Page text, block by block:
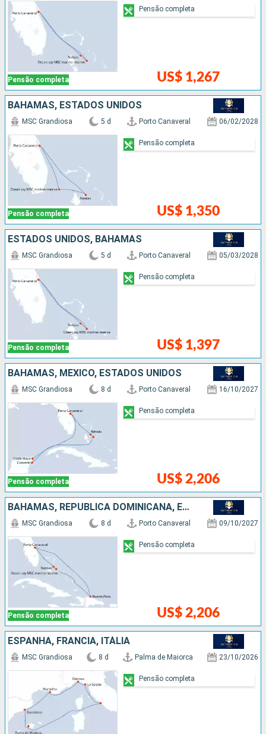
Pensão completa US$ 1,267
Pensão completa
BAHAMAS, ESTADOS UNIDOS
Pensão completa
MSC Grandiosa 5 d Porto Canaveral 06/02/2028
US$ 1,350
Pensão completa
ESTADOS UNIDOS, BAHAMAS
Pensão completa
MSC Grandiosa 5 d Porto Canaveral 05/03/2028
US$ 1,397
Pensão completa
BAHAMAS, MÉXICO, ESTADOS UNIDOS
Pensão completa
MSC Grandiosa 8 d Porto Canaveral 16/10/2027
US$ 2,206
Pensão completa
BAHAMAS, REPUBLICA DOMINICANA, ESTADOS UNIDOS
Pensão completa
MSC Grandiosa 8 d Porto Canaveral 09/10/2027
US$ 2,206
Pensão completa
ESPANHA, FRANCIA, ITÁLIA
MSC Grandiosa 8 d Palma de Maiorca 23/10/2026
Pensão completa